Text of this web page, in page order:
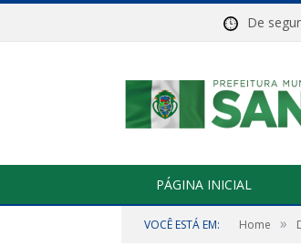
De
PÁGINA INICIAL
VOCÊ ESTÁ EM: Home »